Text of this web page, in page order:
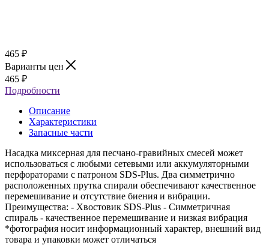
465 ₽
Варианты цен
465 ₽
Подробности
Описание
Характеристики
Запасные части
Насадка миксерная для песчано-гравийных смесей может
использоваться с любыми сетевыми или аккумуляторными
перфораторами с патроном SDS-Plus. Два симметрично
расположенных прутка спирали обеспечивают качественное
перемешивание и отсутствие биения и вибрации.
Преимущества: - Хвостовик SDS-Plus - Симметричная
спираль - качественное перемешивание и низкая вибрация
*фотография носит информационный характер, внешний вид
товара и упаковки может отличаться